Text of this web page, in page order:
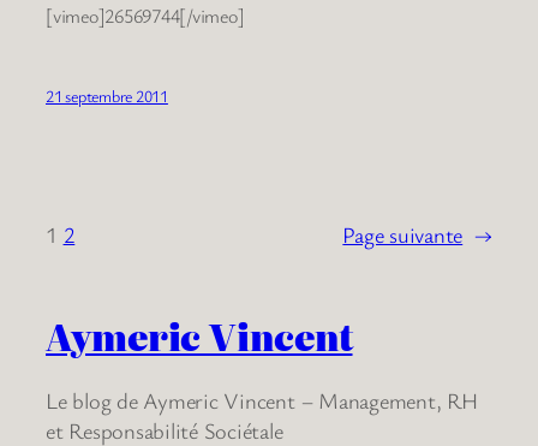
[vimeo]26569744[/vimeo]
21 septembre 2011
1 2 Page suivante →
Aymeric Vincent
Le blog de Aymeric Vincent – Management, RH
et Responsabilité Sociétale